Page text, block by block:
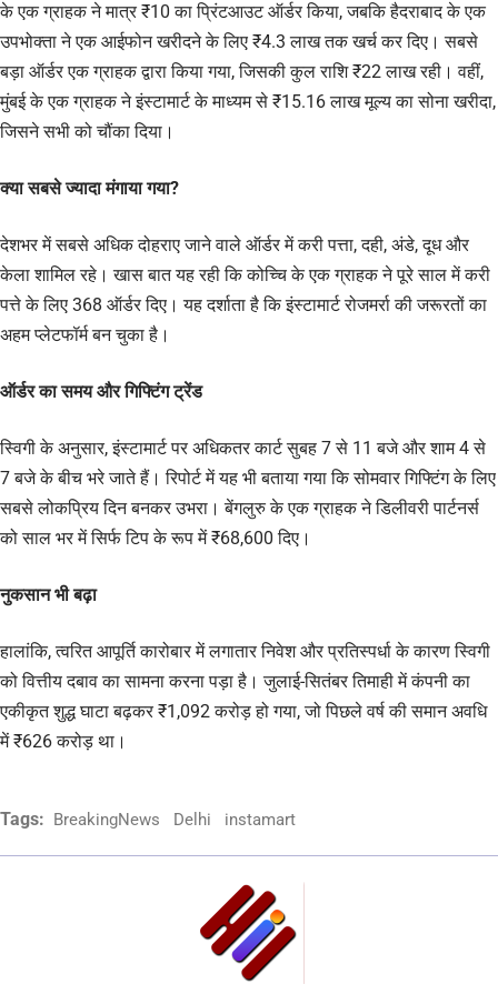
के एक ग्राहक ने मात्र ₹10 का प्रिंटआउट ऑर्डर किया, जबकि हैदराबाद के एक
उपभोक्ता ने एक आईफोन खरीदने के लिए ₹4.3 लाख तक खर्च कर दिए। सबसे
बड़ा ऑर्डर एक ग्राहक द्वारा किया गया, जिसकी कुल राशि ₹22 लाख रही। वहीं,
मुंबई के एक ग्राहक ने इंस्टामार्ट के माध्यम से ₹15.16 लाख मूल्य का सोना खरीदा,
जिसने सभी को चौंका दिया।
क्या सबसे ज्यादा मंगाया गया?
देशभर में सबसे अधिक दोहराए जाने वाले ऑर्डर में करी पत्ता, दही, अंडे, दूध और
केला शामिल रहे। खास बात यह रही कि कोच्चि के एक ग्राहक ने पूरे साल में करी
पत्ते के लिए 368 ऑर्डर दिए। यह दर्शाता है कि इंस्टामार्ट रोजमर्रा की जरूरतों का
अहम प्लेटफॉर्म बन चुका है।
ऑर्डर का समय और गिफ्टिंग ट्रेंड
स्विगी के अनुसार, इंस्टामार्ट पर अधिकतर कार्ट सुबह 7 से 11 बजे और शाम 4 से
7 बजे के बीच भरे जाते हैं। रिपोर्ट में यह भी बताया गया कि सोमवार गिफ्टिंग के लिए
सबसे लोकप्रिय दिन बनकर उभरा। बेंगलुरु के एक ग्राहक ने डिलीवरी पार्टनर्स
को साल भर में सिर्फ टिप के रूप में ₹68,600 दिए।
नुकसान भी बढ़ा
हालांकि, त्वरित आपूर्ति कारोबार में लगातार निवेश और प्रतिस्पर्धा के कारण स्विगी
को वित्तीय दबाव का सामना करना पड़ा है। जुलाई-सितंबर तिमाही में कंपनी का
एकीकृत शुद्ध घाटा बढ़कर ₹1,092 करोड़ हो गया, जो पिछले वर्ष की समान अवधि
में ₹626 करोड़ था।
Tags: BreakingNews Delhi instamart